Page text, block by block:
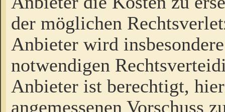
der möglichen
Anbieter wird
notwendigen
Anbieter ist berechtigt,
angemessenen Vorschuss